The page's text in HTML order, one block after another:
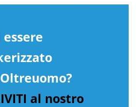
al nostro